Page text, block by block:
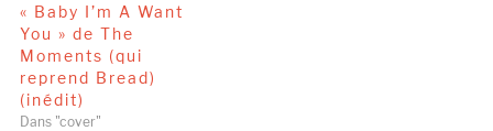
« Baby I’m A Want
You » de The
Moments (qui
reprend Bread)
(inédit)
Dans "cover"